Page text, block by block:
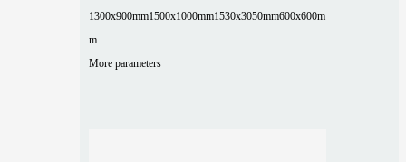
1300x900mm1500x1000mm1530x3050mm600x600m
m
More parameters